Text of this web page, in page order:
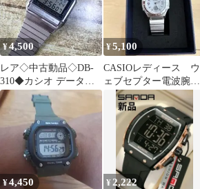
¥4,500
レア◇中古動品◇DB-
310◆カシオ データバ
ンク テレメモ30◇フロ
ントボタン
¥5,100
CASIOレディース ウ
ェブセプター電波腕時
計 5575/5643 ホワイト
¥4,450 ¥2,222